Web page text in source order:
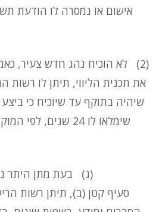
אישום או נמסרה לו הודעת
(2) לא הוכיח נהג חדש צעיר,
את תכנית הליווי, תיתן לו רשות
שיהיה בתוקף עד שיוכיח כי
שימלאו לו 24 שנים, לפי
(ג) בעת מתן היתר
סעיף קטן (ב), תיתן רשות